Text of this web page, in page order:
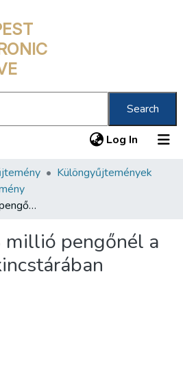
Search
Log In (current)
Különgyűjtemények
Látogatás 63 millió pengőnél a főváros acélkincstárában
millió pengőnél a